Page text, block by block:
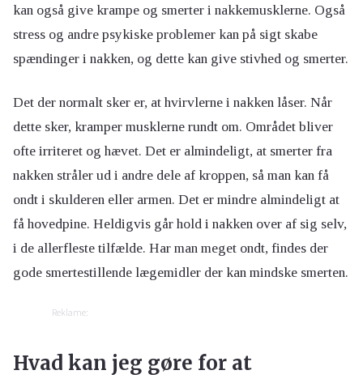
kan også give krampe og smerter i nakkemusklerne. Også
stress og andre psykiske problemer kan på sigt skabe
spændinger i nakken, og dette kan give stivhed og smerter.
Det der normalt sker er, at hvirvlerne i nakken låser. Når
dette sker, kramper musklerne rundt om. Området bliver
ofte irriteret og hævet. Det er almindeligt, at smerter fra
nakken stråler ud i andre dele af kroppen, så man kan få
ondt i skulderen eller armen. Det er mindre almindeligt at
få hovedpine. Heldigvis går hold i nakken over af sig selv,
i de allerfleste tilfælde. Har man meget ondt, findes der
gode smertestillende lægemidler der kan mindske smerten.
Reklame:
Hvad kan jeg gøre for at